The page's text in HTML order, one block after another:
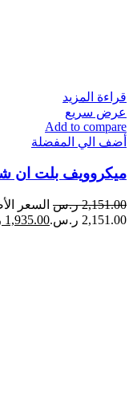
قراءة المزيد
عرض سريع
Add to compare
أضف الي المفضلة
ميكروويف بلت ان شواية
2,151.00 ر.س السعر
2,151.00 ر.س.
1,935.00